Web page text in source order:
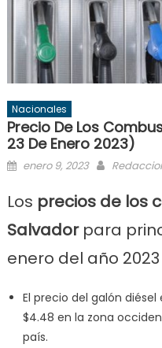
Nacionales
Precio De Los
23 De Enero 2023)
Posted
enero 9, 2023 Author
Los precios de los
Salvador para
enero del año
El precio del galón
$4.48 en la zona
país.